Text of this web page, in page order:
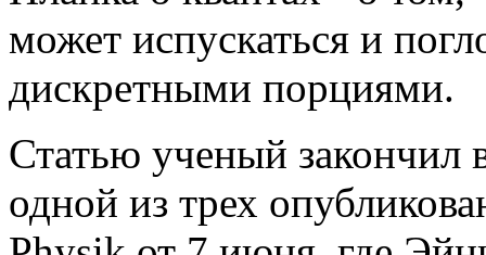
может испускаться и
дискретными порциями.
Статью ученый закончил
одной из трех